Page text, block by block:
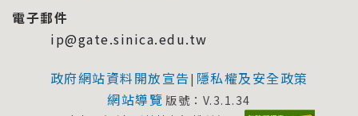
電子郵件
ip@gate.sinica.edu.tw
政府網站資料開放宣告 | 隱私權及安全政策
網站導覽 版號：V.3.1.34